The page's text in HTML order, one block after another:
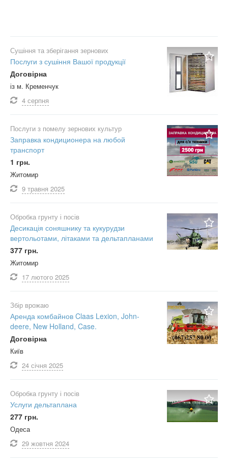
Сушіння та зберігання зернових
Послуги з сушіння Вашої продукції
Договірна
із м. Кременчук
4 серпня
Послуги з помелу зернових культур
Заправка кондиционера на любой
транспорт
1 грн.
Житомир
9 травня 2025
Обробка грунту і посів
Десикація соняшнику та кукурудзи
вертольотами, літаками та дельтапланами
377 грн.
Житомир
17 лютого 2025
Збір врожаю
Аренда комбайнов Claas Lexion, John-
deere, New Holland, Case.
Договірна
Київ
24 січня 2025
Обробка грунту і посів
Услуги дельтаплана
277 грн.
Одеса
29 жовтня 2024